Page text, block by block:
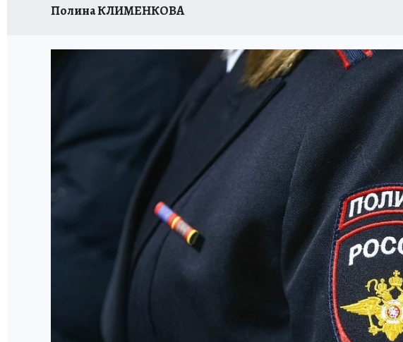
Полина КЛИМЕНКОВА